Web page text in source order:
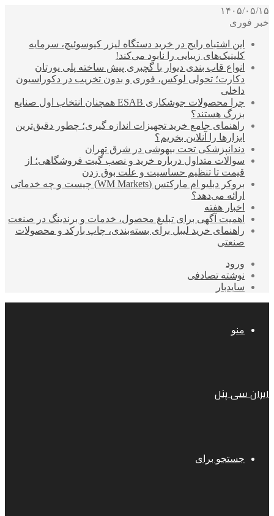
۱۴۰۵/۰۵/۱۵
خبر فوری
این اشتباه رایج در خرید دستگاه لیزر کیوسوئیچ، سرمایه
کلینیک‌های زیبایی را نابود می‌کند!
انواع قاب بندی دیوار با گچبری پیش ساخته پلی یورتان
دکارت؛ تحولی لوکس، فوری و بدون تخریب در دکوراسیون
داخلی
چرا محصولات جوشکاری ESAB همچنان انتخاب اول صنایع
بزرگ هستند؟
راهنمای جامع خرید تجهیزات اندازه گیری؛ چطور دقیق‌ترین
ابزارها را آنلاین بخریم؟
دندانپزشکی تحت بیهوشی در شرق تهران
سوالات متداول درباره خرید و نصب گیت فروشگاهی؛ از
قیمت تا تنظیم حساسیت و علت بوق زدن
بروکر دبلیو ام مارکتس (WM Markets) چیست و چه خدماتی
ارائه می‌دهد؟
اخبار هفته
اهمیت آگهی برای تبلیغ محصول، خدمات و برندینگ در صنعت
راهنمای خرید لیبل برای بسته‌بندی، چاپ بارکد و محصولات
صنعتی
ورود
نوشته تصادفی
سایدبار
منو
ایران سی پنل
جستجو برای